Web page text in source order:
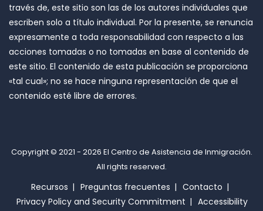
través de, este sitio son las de los autores individuales que
escriben solo a título individual. Por la presente, se renuncia
expresamente a toda responsabilidad con respecto a las
acciones tomadas o no tomadas en base al contenido de
este sitio. El contenido de esta publicación se proporciona
«tal cual»; no se hace ninguna representación de que el
contenido esté libre de errores.
Copyright © 2021 - 2026 El Centro de Asistencia de Inmigración.
All rights reserved.
Recursos Preguntas frecuentes
Contacto
Privacy Policy and Security Commitment
Accessibility